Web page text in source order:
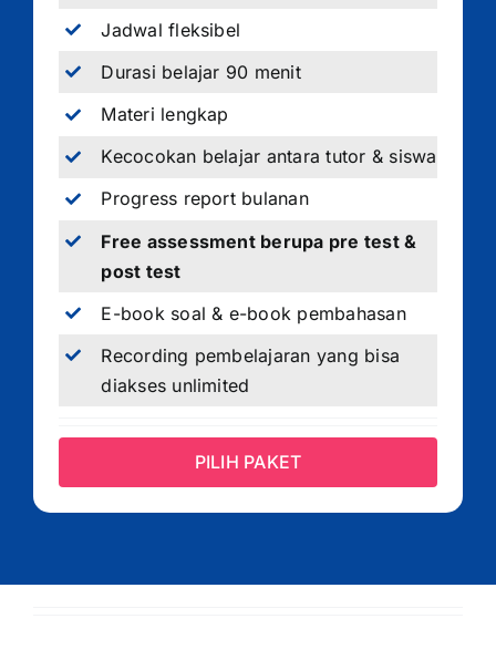
Jadwal fleksibel
Durasi belajar 90 menit
Materi lengkap
Kecocokan belajar antara tutor & siswa
Progress report bulanan
Free assessment berupa pre test &
post test
E-book soal & e-book pembahasan
Recording pembelajaran yang bisa
diakses unlimited
PILIH PAKET